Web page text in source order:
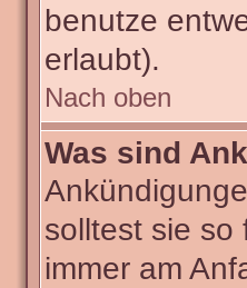
benutze
erlaubt).
Nach oben
Was sind
solltest sie so
immer am